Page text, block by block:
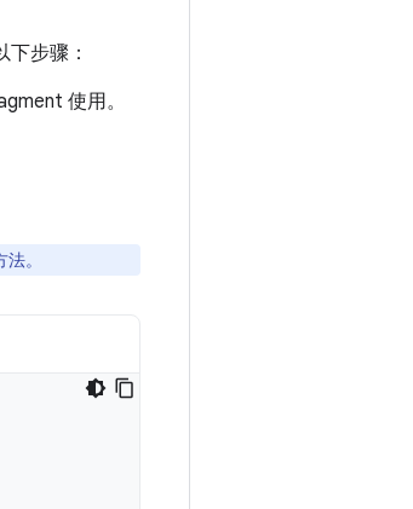
下步骤：
使用。
法。